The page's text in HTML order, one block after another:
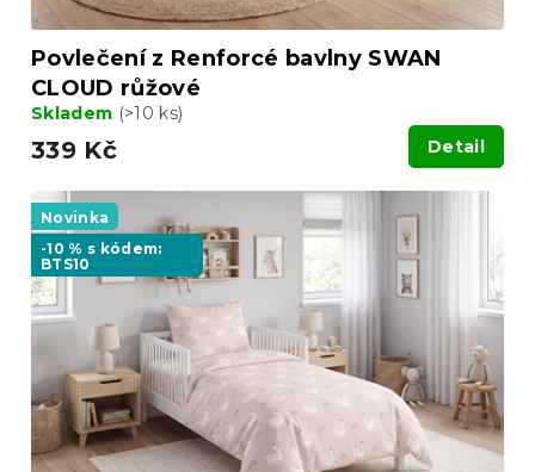
Povlečení z Renforcé bavlny SWAN
CLOUD růžové
Skladem (>10 ks)
339 Kč Detail
Novinka
-10 % s kódem:
BTS10